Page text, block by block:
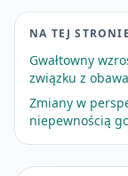
NA TEJ STRONIE
Gwałtowny
związku z
Zmiany w
niepewnością